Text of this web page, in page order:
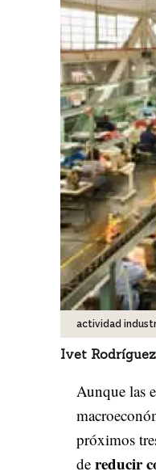
actividad
Ivet Rodríguez
Aunque las
próximos
de reducir